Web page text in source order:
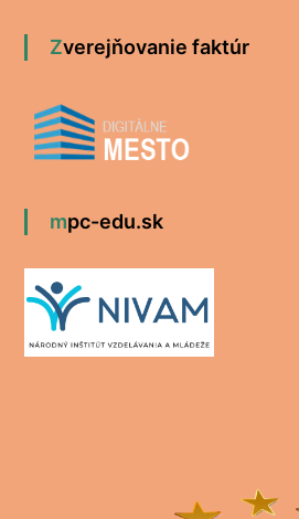
Zverejňovanie faktúr
mpc-edu.sk